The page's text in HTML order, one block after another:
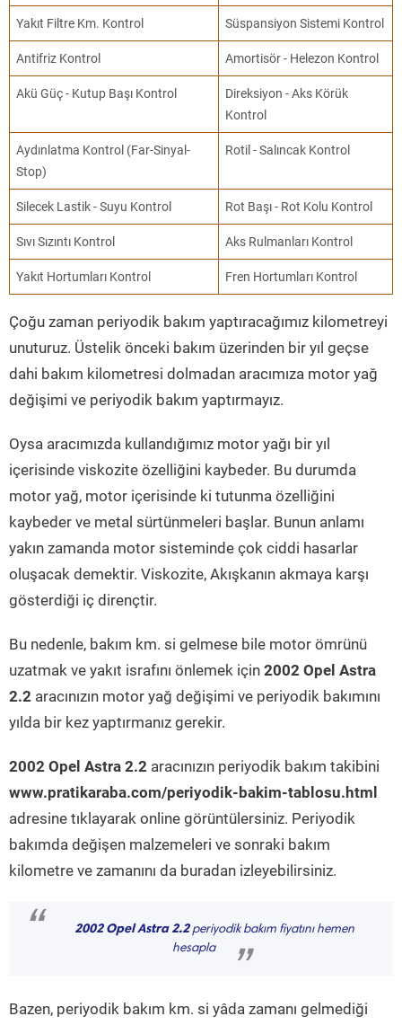
Yakıt Filtre Km. Kontrol Süspansiyon Sistemi Kontrol
Antifriz Kontrol Amortisör - Helezon Kontrol
Akü Güç - Kutup Başı Kontrol
Direksiyon - Aks Körük
Kontrol
Aydınlatma Kontrol (Far-Sinyal-
Stop)
Rotil - Salıncak Kontrol
Silecek Lastik - Suyu Kontrol Rot Başı - Rot Kolu Kontrol
Sıvı Sızıntı Kontrol Aks Rulmanları Kontrol
Yakıt Hortumları Kontrol Fren Hortumları Kontrol
Çoğu zaman periyodik bakım yaptıracağımız kilometreyi
unuturuz. Üstelik önceki bakım üzerinden bir yıl geçse
dahi bakım kilometresi dolmadan aracımıza motor yağ
değişimi ve periyodik bakım yaptırmayız.
Oysa aracımızda kullandığımız motor yağı bir yıl
içerisinde viskozite özelliğini kaybeder. Bu durumda
motor yağ, motor içerisinde ki tutunma özelliğini
kaybeder ve metal sürtünmeleri başlar. Bunun anlamı
yakın zamanda motor sisteminde çok ciddi hasarlar
oluşacak demektir. Viskozite, Akışkanın akmaya karşı
gösterdiği iç dirençtir.
Bu nedenle, bakım km. si gelmese bile motor ömrünü
uzatmak ve yakıt israfını önlemek için 2002 Opel Astra
2.2 aracınızın motor yağ değişimi ve periyodik bakımını
yılda bir kez yaptırmanız gerekir.
2002 Opel Astra 2.2 aracınızın periyodik bakım takibini
www.pratikaraba.com/periyodik-bakim-tablosu.html
adresine tıklayarak online görüntülersiniz. Periyodik
bakımda değişen malzemeleri ve sonraki bakım
kilometre ve zamanını da buradan izleyebilirsiniz.
“ 2002 Opel Astra 2.2periyodik bakım fiyatını hemen
hesapla
”
Bazen, periyodik bakım km. si yâda zamanı gelmediği